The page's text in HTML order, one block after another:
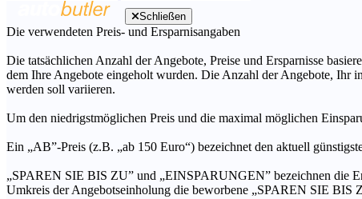
Schließen
Die verwendeten Preis- und Ersparnisangaben
Die tatsächlichen Anzahl der Angebote, Preise und Ersparnisse
dem Ihre Angebote eingeholt wurden. Die Anzahl der Angebote, Ihr
werden soll variieren.
Um den niedrigstmöglichen Preis und die maximal möglichen
Ein „AB”-Preis (z.B. „ab 150 Euro“) bezeichnet den aktuell
„SPAREN SIE BIS ZU” und „EINSPARUNGEN” bezeichnen die
Umkreis der Angebotseinholung die beworbene „SPAREN SIE BIS